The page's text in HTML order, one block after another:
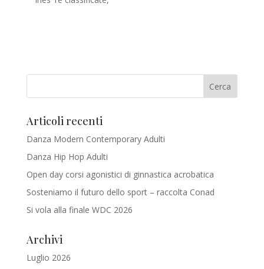
Articoli recenti
Danza Modern Contemporary Adulti
Danza Hip Hop Adulti
Open day corsi agonistici di ginnastica acrobatica
Sosteniamo il futuro dello sport – raccolta Conad
Si vola alla finale WDC 2026
Archivi
Luglio 2026